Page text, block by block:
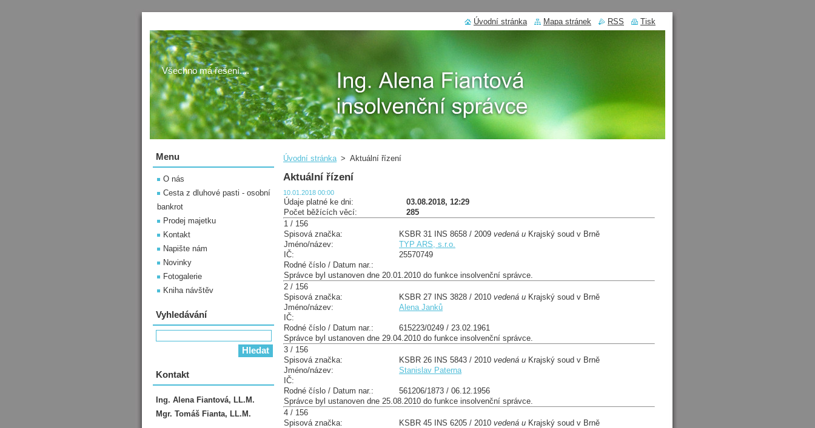
Všechno má řešení....
Úvodní stránka > Aktuální řízení
Aktuální řízení
10.01.2018 00:00
Údaje platné ke dni:
03.08.2018, 12:29
Počet běžících věcí:
285
1 / 156
Spisová značka:
KSBR 31 INS 8658 / 2009 vedená u Krajský soud v Brně
Jméno/název:
TYP ARS, s.r.o.
IČ:
25570749
Rodné číslo / Datum nar.:
Správce byl ustanoven dne 20.01.2010 do funkce insolvenční správce.
2 / 156
Spisová značka:
KSBR 27 INS 3828 / 2010 vedená u Krajský soud v Brně
Jméno/název:
Alena Janků
IČ:
Rodné číslo / Datum nar.:
615223/0249 / 23.02.1961
Správce byl ustanoven dne 29.04.2010 do funkce insolvenční správce.
3 / 156
Spisová značka:
KSBR 26 INS 5843 / 2010 vedená u Krajský soud v Brně
Jméno/název:
Stanislav Paterna
IČ:
Rodné číslo / Datum nar.:
561206/1873 / 06.12.1956
Správce byl ustanoven dne 25.08.2010 do funkce insolvenční správce.
4 / 156
Spisová značka:
KSBR 45 INS 6205 / 2010 vedená u Krajský soud v Brně
Menu
O nás
Cesta z dluhové pasti - osobní
bankrot
Prodej majetku
Kontakt
Napište nám
Novinky
Fotogalerie
Kniha návštěv
Vyhledávání
Kontakt
Ing. Alena Fiantová, LL.M.
Mgr. Tomáš Fianta, LL.M.
Úvodní stránka Mapa stránek RSS Tisk